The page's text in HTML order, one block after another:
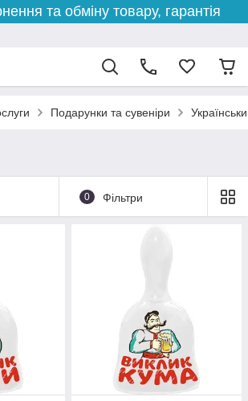
та обміну товару, гарантія
Подарунки та сувеніри
0 Фільтри